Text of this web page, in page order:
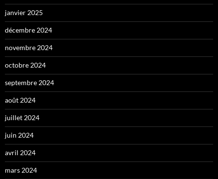
janvier 2025
décembre 2024
novembre 2024
octobre 2024
septembre 2024
août 2024
juillet 2024
juin 2024
avril 2024
mars 2024